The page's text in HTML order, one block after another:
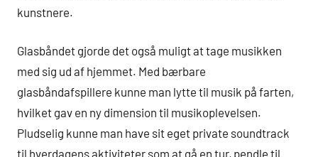
kunstnere.
Glasbåndet gjorde det også muligt at tage musikken
med sig ud af hjemmet. Med bærbare
glasbåndafspillere kunne man lytte til musik på farten,
hvilket gav en ny dimension til musikoplevelsen.
Pludselig kunne man have sit eget private soundtrack
til hverdagens aktiviteter som at gå en tur, pendle til